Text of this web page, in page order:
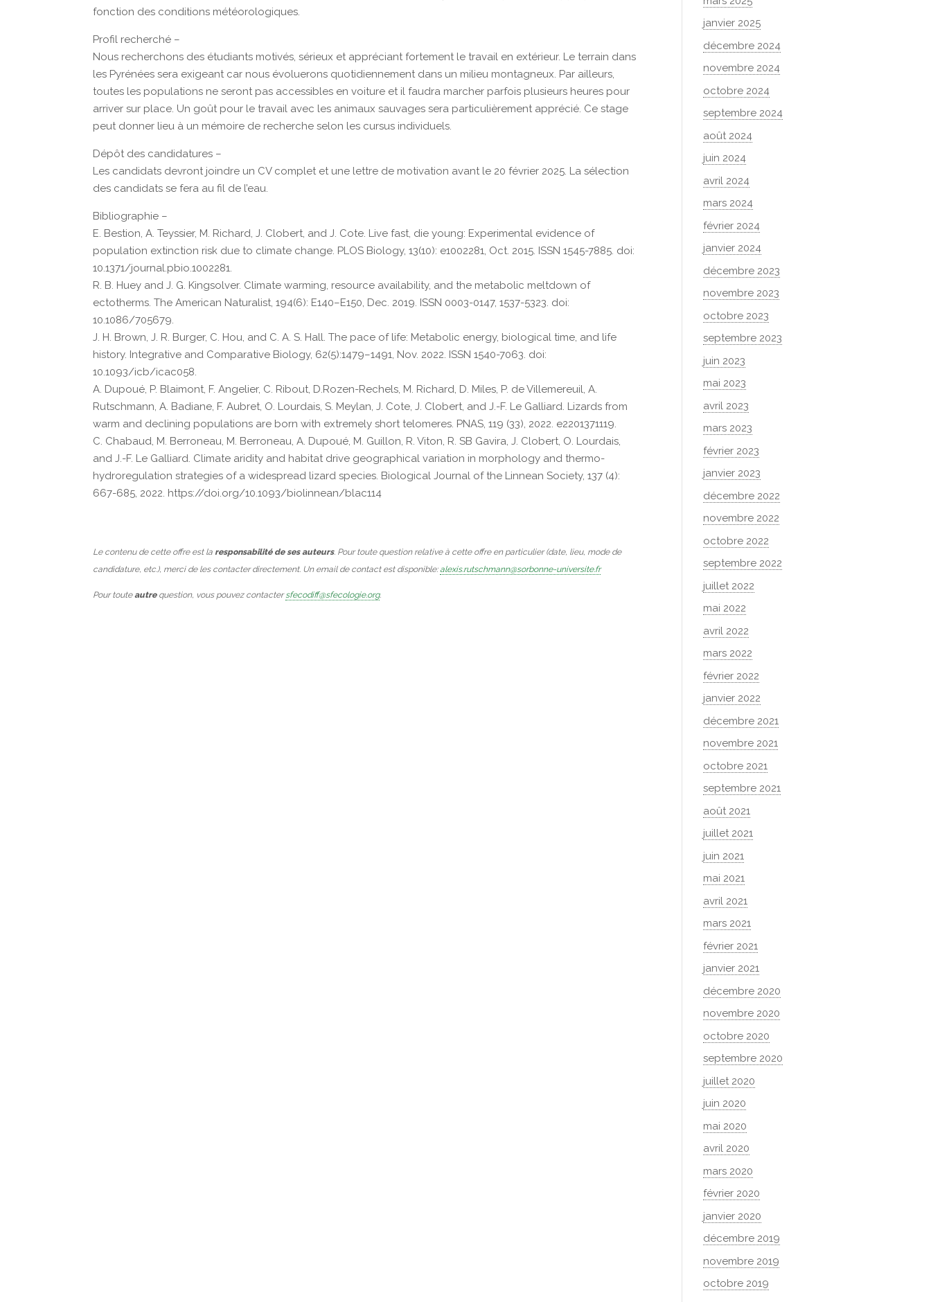
fonction des conditions météorologiques.
Profil recherché –
Nous recherchons des étudiants motivés, sérieux et appréciant fortement le travail en extérieur. Le terrain dans
les Pyrénées sera exigeant car nous évoluerons quotidiennement dans un milieu montagneux. Par ailleurs,
toutes les populations ne seront pas accessibles en voiture et il faudra marcher parfois plusieurs heures pour
arriver sur place. Un goût pour le travail avec les animaux sauvages sera particulièrement apprécié. Ce stage
peut donner lieu à un mémoire de recherche selon les cursus individuels.
Dépôt des candidatures –
Les candidats devront joindre un CV complet et une lettre de motivation avant le 20 février 2025. La sélection
des candidats se fera au fil de l’eau.
Bibliographie –
E. Bestion, A. Teyssier, M. Richard, J. Clobert, and J. Cote. Live fast, die young: Experimental evidence of
population extinction risk due to climate change. PLOS Biology, 13(10): e1002281, Oct. 2015. ISSN 1545-7885. doi:
10.1371/journal.pbio.1002281.
R. B. Huey and J. G. Kingsolver. Climate warming, resource availability, and the metabolic meltdown of
ectotherms. The American Naturalist, 194(6): E140–E150, Dec. 2019. ISSN 0003-0147, 1537-5323. doi:
10.1086/705679.
J. H. Brown, J. R. Burger, C. Hou, and C. A. S. Hall. The pace of life: Metabolic energy, biological time, and life
history. Integrative and Comparative Biology, 62(5):1479–1491, Nov. 2022. ISSN 1540-7063. doi:
10.1093/icb/icac058.
A. Dupoué, P. Blaimont, F. Angelier, C. Ribout, D.Rozen-Rechels, M. Richard, D. Miles, P. de Villemereuil, A.
Rutschmann, A. Badiane, F. Aubret, O. Lourdais, S. Meylan, J. Cote, J. Clobert, and J.-F. Le Galliard. Lizards from
warm and declining populations are born with extremely short telomeres. PNAS, 119 (33), 2022. e2201371119.
C. Chabaud, M. Berroneau, M. Berroneau, A. Dupoué, M. Guillon, R. Viton, R. SB Gavira, J. Clobert, O. Lourdais,
and J.-F. Le Galliard. Climate aridity and habitat drive geographical variation in morphology and thermo-
hydroregulation strategies of a widespread lizard species. Biological Journal of the Linnean Society, 137 (4):
667-685, 2022. https://doi.org/10.1093/biolinnean/blac114
Le contenu de cette offre est laresponsabilité de ses auteurs. Pour toute question relative à cette offre en particulier (date, lieu, mode de
candidature, etc.), merci de les contacter directement. Un email de contact est disponible:alexis.rutschmann@sorbonne-universite.fr
Pour touteautrequestion, vous pouvez contactersfecodiff@sfecologie.org.
janvier 2025
décembre 2024
novembre 2024
octobre 2024
septembre 2024
août 2024
juin 2024
avril 2024
mars 2024
février 2024
janvier 2024
décembre 2023
novembre 2023
octobre 2023
septembre 2023
juin 2023
mai 2023
avril 2023
mars 2023
février 2023
janvier 2023
décembre 2022
novembre 2022
octobre 2022
septembre 2022
juillet 2022
mai 2022
avril 2022
mars 2022
février 2022
janvier 2022
décembre 2021
novembre 2021
octobre 2021
septembre 2021
août 2021
juillet 2021
juin 2021
mai 2021
avril 2021
mars 2021
février 2021
janvier 2021
décembre 2020
novembre 2020
octobre 2020
septembre 2020
juillet 2020
juin 2020
mai 2020
avril 2020
mars 2020
février 2020
janvier 2020
décembre 2019
novembre 2019
octobre 2019